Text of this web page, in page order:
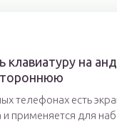
клавиатуру на
телефонах есть
и применяется для